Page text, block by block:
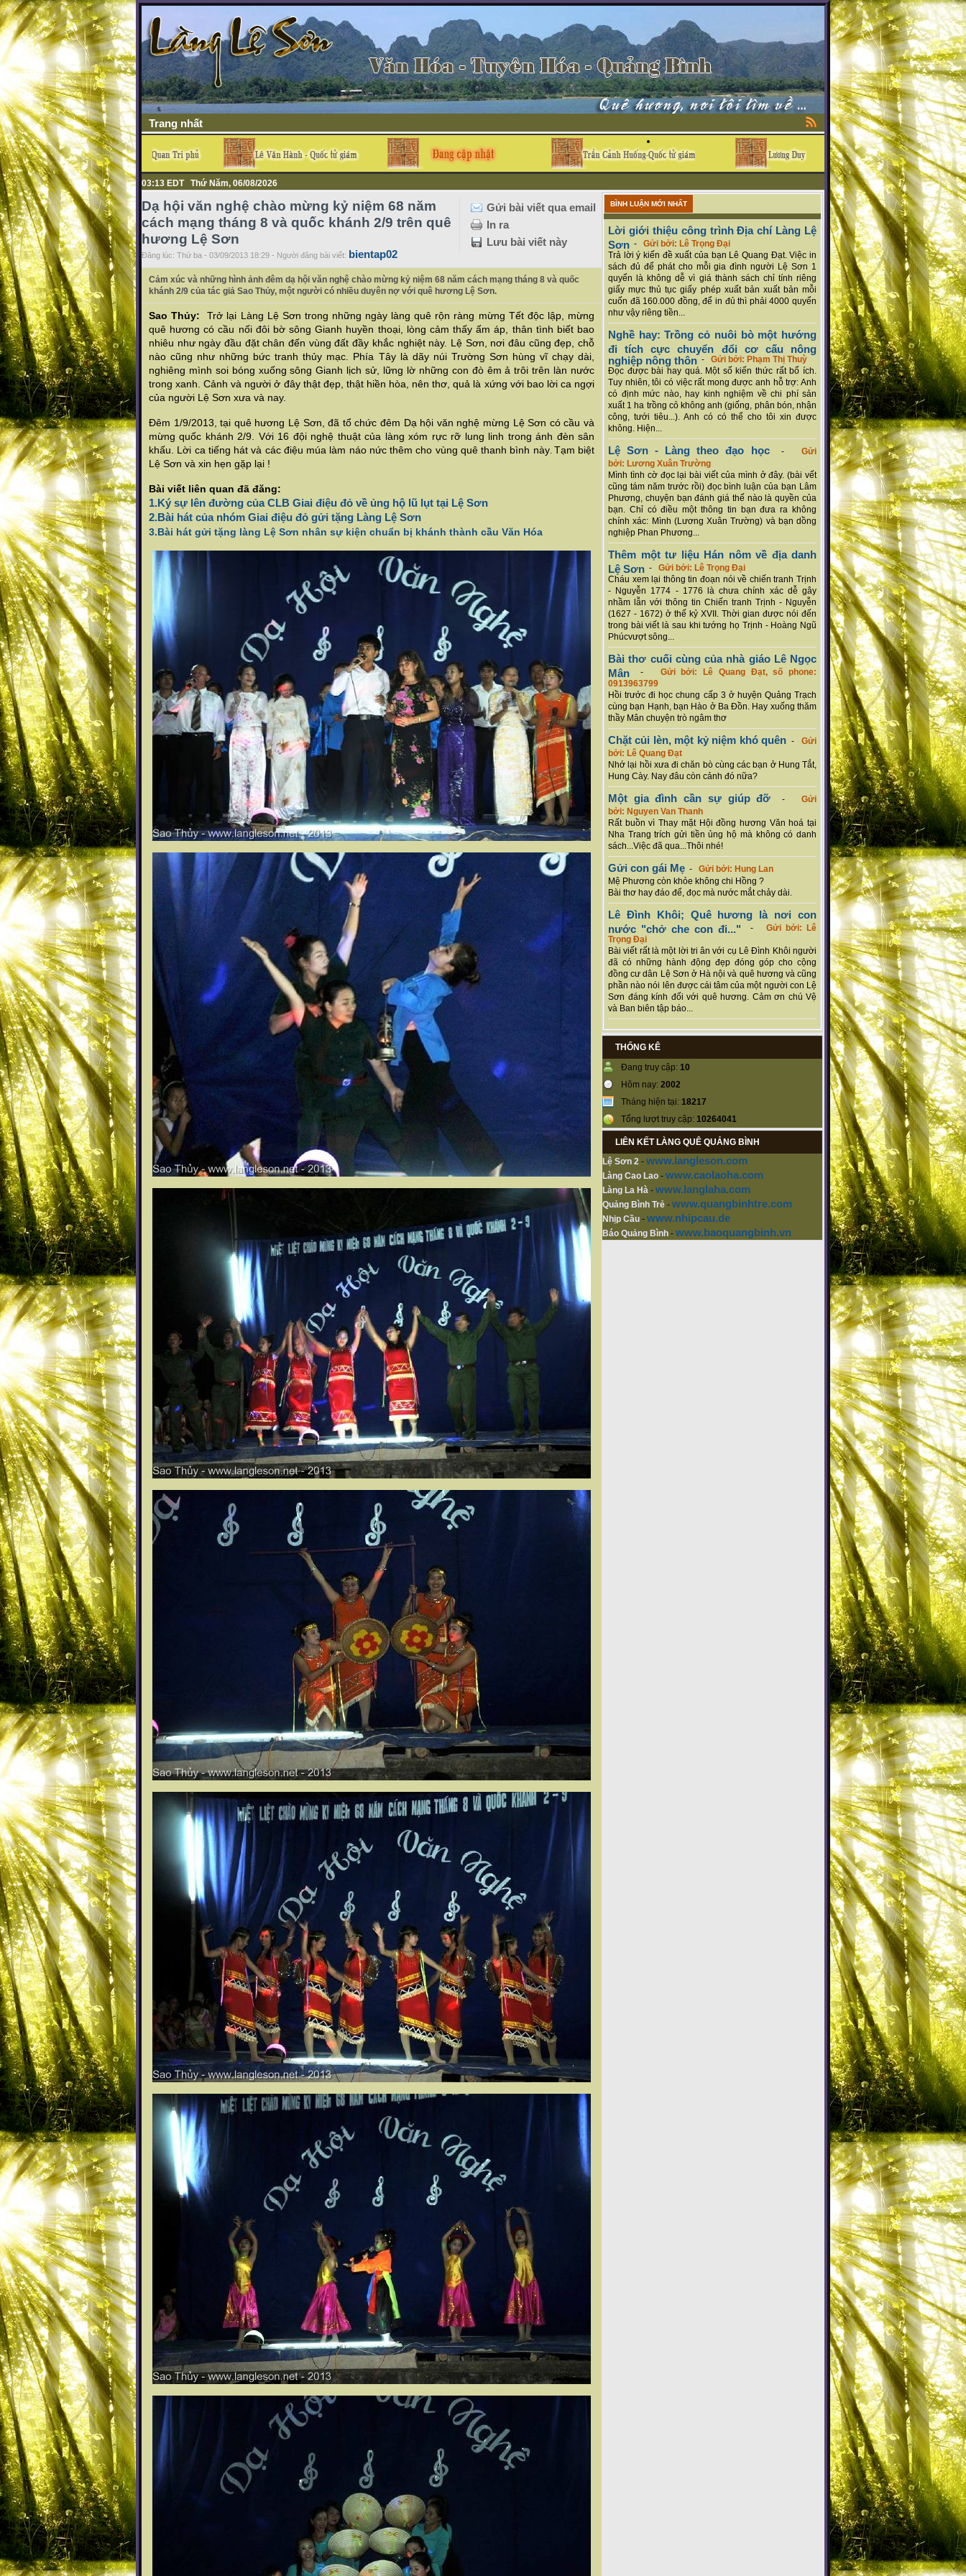
Trang nhất
03:13 EDT Thứ Năm, 06/08/2026
Gửi bài viết qua email
In ra
Lưu bài viết này
Dạ hội văn nghệ chào mừng kỷ niệm 68 năm
cách mạng tháng 8 và quốc khánh 2/9 trên quê
hương Lệ Sơn
Đăng lúc: Thứ ba - 03/09/2013 18:29 - Người đăng bài viết: bientap02
Cảm xúc và những hình ảnh đêm dạ hội văn nghệ chào mừng kỷ niệm 68 năm cách mạng tháng 8 và quốc
khánh 2/9 của tác giả Sao Thủy, một người có nhiều duyên nợ với quê hương Lệ Sơn.
Sao Thủy:
Trở lại Làng Lệ Sơn trong những ngày làng quê rộn ràng mừng Tết độc lập, mừng
quê hương có cầu nối đôi bờ sông Gianh huyền thoại, lòng cảm thấy ấm áp, thân tình biết bao
nhiêu như ngày đầu đặt chân đến vùng đất đầy khắc nghiệt này. Lệ Sơn, nơi đâu cũng đẹp, chỗ
nào cũng như những bức tranh thủy mạc. Phía Tây là dãy núi Trường Sơn hùng vĩ chạy dài,
nghiêng mình soi bóng xuống sông Gianh lịch sử, lững lờ những con đò êm ả trôi trên làn nước
trong xanh. Cảnh và người ở đây thật đẹp, thật hiền hòa, nên thơ, quả là xứng với bao lời ca ngợi
của người Lệ Sơn xưa và nay.
Đêm 1/9/2013, tại quê hương Lệ Sơn, đã tổ chức đêm Dạ hội văn nghệ mừng Lệ Sơn có cầu và
mừng quốc khánh 2/9. Với 16 đội nghệ thuật của làng xóm rực rỡ lung linh trong ánh đèn sân
khấu. Lời ca tiếng hát và các điệu múa làm náo nức thêm cho vùng quê thanh bình này. Tạm biệt
Lệ Sơn và xin hẹn gặp lại !
Bài viết liên quan đã đăng:
1.Ký sự lên đường của CLB Giai điệu đỏ về ủng hộ lũ lụt tại Lệ Sơn
2.Bài hát của nhóm Giai điệu đỏ gửi tặng Làng Lệ Sơn
3.Bài hát gửi tặng làng Lệ Sơn nhân sự kiện chuẩn bị khánh thành cầu Văn Hóa
BÌNH LUẬN MỚI NHẤT
Lời giới thiệu công trình Địa chí Làng Lệ
Sơn - Gửi bởi: Lê Trọng Đại
Trả lời ý kiến đề xuất của bạn Lê Quang Đạt. Việc in
sách đủ để phát cho mỗi gia đình người Lệ Sơn 1
quyển là không dễ vì giá thành sách chỉ tính riêng
giấy mực thủ tục giấy phép xuất bản xuất bản mỗi
cuốn đã 160.000 đồng, để in đủ thì phải 4000 quyển
như vậy riêng tiền...
Nghề hay: Trồng cỏ nuôi bò một hướng
đi tích cực chuyển đổi cơ cấu nông
nghiệp nông thôn - Gửi bởi: Phạm Thị Thuỳ
Đọc được bài hay quá. Một số kiến thức rất bổ ích.
Tuy nhiên, tôi có việc rất mong được anh hỗ trợ: Anh
có định mức nào, hay kinh nghiệm về chi phí sản
xuất 1 ha trồng cỏ không anh (giống, phân bón, nhận
công, tưới tiêu...). Anh có có thể cho tôi xin được
không. Hiện...
Lệ Sơn - Làng theo đạo học-Gửi
bởi: Lương Xuân Trường
Mình tình cờ đọc lại bài viết của mình ở đây. (bài vết
cũng tám năm trước rồi) đọc bình luận của bạn Lâm
Phương, chuyện bạn đánh giá thế nào là quyền của
bạn. Chỉ có điều một thông tin bạn đưa ra không
chính xác: Mình (Lương Xuân Trường) và bạn dồng
nghiệp Phan Phương...
Thêm một tư liệu Hán nôm về địa danh
Lệ Sơn - Gửi bởi: Lê Trọng Đại
Cháu xem lại thông tin đoạn nói về chiến tranh Trịnh
- Nguyễn 1774 - 1776 là chưa chính xác dễ gây
nhầm lẫn với thông tin Chiến tranh Trịnh - Nguyễn
(1627 - 1672) ở thế kỷ XVII. Thời gian được nói đến
trong bài viết là sau khi tướng họ Trịnh - Hoàng Ngũ
Phúcvượt sông...
Bài thơ cuối cùng của nhà giáo Lê Ngọc
Mân - Gửi bởi: Lê Quang Đạt, số phone:
0913963799
Hồi trước đi học chung cấp 3 ở huyện Quảng Trạch
cùng bạn Hạnh, bạn Hào ở Ba Đồn. Hay xuống thăm
thầy Mân chuyện trò ngâm thơ
Chặt củi lèn, một kỷ niệm khó quên-Gửi
bởi: Lê Quang Đạt
Nhớ lại hồi xưa đi chăn bò cùng các bạn ở Hung Tắt,
Hung Cày. Nay đâu còn cảnh đó nữa?
Một gia đình cần sự giúp đỡ -Gửi
bởi: Nguyen Van Thanh
Rất buồn vì Thay mặt Hội đồng hương Văn hoá tại
Nha Trang trích gửi tiền ủng hộ mà không có danh
sách...Việc đã qua...Thôi nhé!
Gửi con gái Mẹ - Gửi bởi: Hung Lan
Mệ Phương còn khỏe không chi Hồng ?
Bài thơ hay đáo để, đọc mà nước mắt chảy dài.
Lê Đình Khôi; Quê hương là nơi con
nước "chở che con đi..." - Gửi bởi: Lê
Trọng Đại
Bài viết rất là một lời tri ân với cụ Lê Đình Khôi người
đã có những hành động đẹp đóng góp cho cộng
đồng cư dân Lệ Sơn ở Hà nội và quê hương và cũng
phần nào nói lên được cái tâm của một người con Lệ
Sơn đáng kính đối với quê hương. Cảm ơn chú Vệ
và Ban biên tập báo...
THỐNG KÊ
Đang truy cập: 10
Hôm nay: 2002
Tháng hiện tại: 18217
Tổng lượt truy cập: 10264041
LIÊN KẾT LÀNG QUÊ QUẢNG BÌNH
Lệ Sơn 2 - www.langleson.com
Làng Cao Lao - www.caolaoha.com
Làng La Hà - www.langlaha.com
Quảng Bình Trẻ - www.quangbinhtre.com
Nhịp Cầu - www.nhipcau.de
Báo Quảng Bình - www.baoquangbinh.vn